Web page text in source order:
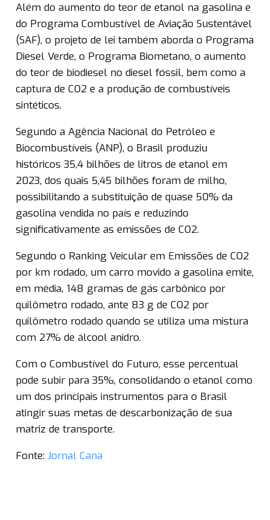
Além do aumento do teor de etanol na gasolina e
do Programa Combustível de Aviação Sustentável
(SAF), o projeto de lei também aborda o Programa
Diesel Verde, o Programa Biometano, o aumento
do teor de biodiesel no diesel fóssil, bem como a
captura de CO2 e a produção de combustíveis
sintéticos.
Segundo a Agência Nacional do Petróleo e
Biocombustíveis (ANP), o Brasil produziu
históricos 35,4 bilhões de litros de etanol em
2023, dos quais 5,45 bilhões foram de milho,
possibilitando a substituição de quase 50% da
gasolina vendida no país e reduzindo
significativamente as emissões de CO2.
Segundo o Ranking Veicular em Emissões de CO2
por km rodado, um carro movido a gasolina emite,
em média, 148 gramas de gás carbônico por
quilômetro rodado, ante 83 g de CO2 por
quilômetro rodado quando se utiliza uma mistura
com 27% de álcool anidro.
Com o Combustível do Futuro, esse percentual
pode subir para 35%, consolidando o etanol como
um dos principais instrumentos para o Brasil
atingir suas metas de descarbonização de sua
matriz de transporte.
Fonte: Jornal Cana